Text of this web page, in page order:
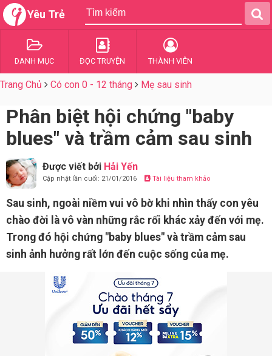
Yêu Trẻ
DANH MỤC ĐỌC TRUYỆN THÀNH VIÊN
Trang Chủ Có con 0 - 12 tháng Mẹ sau sinh
Phân biệt hội chứng "baby
blues" và trầm cảm sau sinh
Được viết bởi Hải Yến
Cập nhật lần cuối: 21/01/2016 Tài liệu tham khảo
Sau sinh, ngoài niềm vui vô bờ khi nhìn thấy con yêu
chào đời là vô vàn những rắc rối khác xảy đến với mẹ.
Trong đó hội chứng "baby blues" và trầm cảm sau
sinh ảnh hưởng rất lớn đến cuộc sống của mẹ.